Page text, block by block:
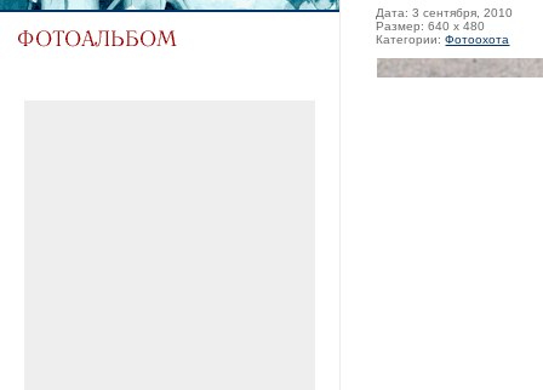
Дата: 3 сентября, 2010
Размер: 640 x 480
Категории:Фотоохота